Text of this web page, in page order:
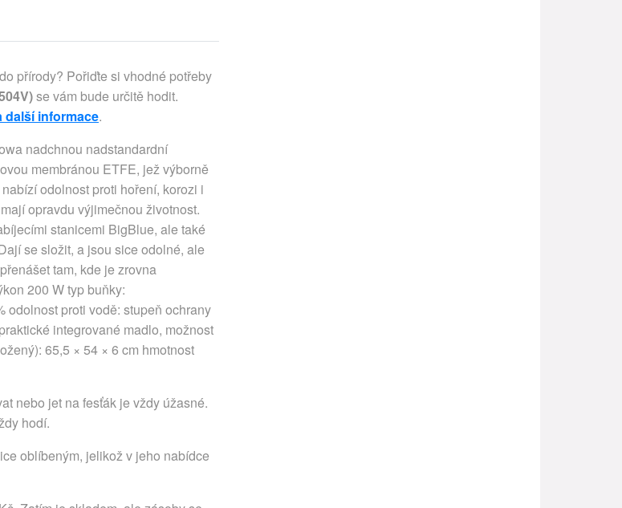
přírody? Pořiďte si vhodné potřeby
se vám bude určitě hodit.
další informace.
nadchnou nadstandardní
membránou ETFE, jež výborně
odolnost proti hoření, korozi i
opravdu výjimečnou životnost.
stanicemi BigBlue, ale také
se složit, a jsou sice odolné, ale
tam, kde je zrovna
200 W typ buňky:
odolnost proti vodě: stupeň ochrany
integrované madlo, možnost
65,5 × 54 × 6 cm hmotnost
nebo jet na fesťák je vždy úžasné.
hodí.
oblíbeným, jelikož v jeho nabídce